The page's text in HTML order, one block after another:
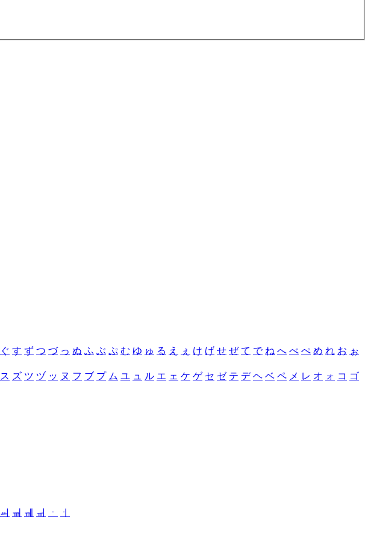
ぐ す ず つ づ っ ぬ ふ ぶ ぷ む ゆ ゅ る え ぇ け げ せ ぜ て で ね へ べ ぺ め れ お ぉ
ス ズ ツ ヅ ッ ヌ フ ブ プ ム ユ ュ ル エ ェ ケ ゲ セ ゼ テ デ ヘ ベ ペ メ レ オ ォ コ ゴ
ㆉ ㆊ ㆋ ㆌ ㆍ
ㆎ